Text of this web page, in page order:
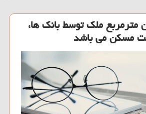
میلیون مترمربع ملک توسط بانک ها،
مسکن می باشد